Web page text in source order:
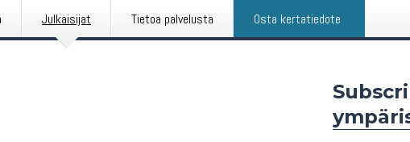
Julkaisijat Tietoa palvelusta Osta kertatiedote